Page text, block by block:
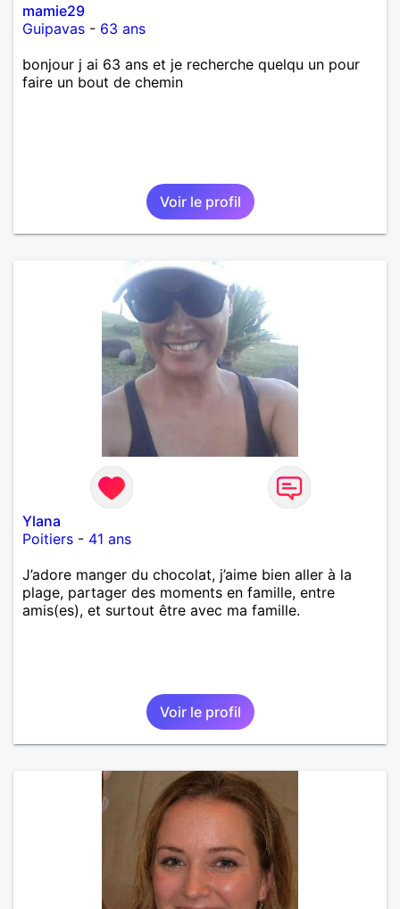
mamie29
Guipavas - 63 ans
bonjour j ai 63 ans et je recherche quelqu un pour
faire un bout de chemin
Voir le profil
Ylana
Poitiers - 41 ans
J’adore manger du chocolat, j’aime bien aller à la
plage, partager des moments en famille, entre
amis(es), et surtout être avec ma famille.
Voir le profil